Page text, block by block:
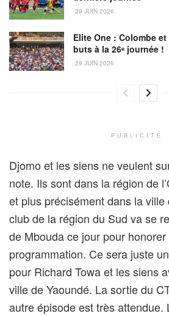
29 JUIN 2026
Elite One : Colombe
buts à la 26ᵉ journée !
29 JUIN 2026
PUBLICITÉ
Djomo et les siens ne veulent
note. Ils sont dans la région de
et plus précisément dans la
club de la région du Sud va se
de Mbouda ce jour pour
programmation. Ce sera juste
pour Richard Towa et les siens
ville de Yaoundé. La sortie du
autre épisode est très attendue.